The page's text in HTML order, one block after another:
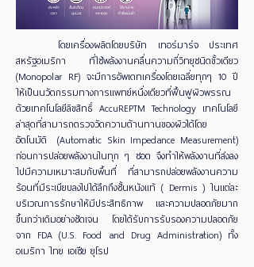
โดยเครื่องผลิตโดยบริษัท เทอร์มาร์จ ประเทศ
สหรัฐอเมริกา ที่ใช้พลังงานคลื่นความถี่วิทยุชนิดขั้วเดียว
(Monopolar RF) จะมีการอัพเดทเครื่องโดยเฉลี่ยทุกๆ 10 ปี
ให้เป็นนวัตกรรมทางการแพทย์หนึ่งเดียวที่ฟื้นฟูผิวพรรณ
ด้วยเทคโนโลยีลิขสิทธิ์ AccuREPTM Technology เทคโนโลยี
ล่าสุดที่สามารถตรวจวัดความต้านทานของผิวได้โดย
อัตโนมัติ (Automatic Skin Impedance Measurement)
ก่อนการปล่อยพลังงานในทุก ๆ ชอต จึงทำให้พลังงานที่ส่งลง
ไปมีความเหมาะสมกับพื้นที่ ที่สามารถปล่อยพลังงานความ
ร้อนที่มีระเบียบลงไปได้ลึกถึงชั้นหนังแท้ ( Dermis ) ในแต่ละ
บริเวณการรักษาให้มีประสิทธิภาพ และความปลอดภัยมาก
ขึ้นกว่าเดิมอย่างชัดเจน โดยได้รับการรับรองความปลอดภัย
จาก FDA (U.S. Food and Drug Administration) ทั้ง
อเมริกา ไทย เอเซีย ยุโรป